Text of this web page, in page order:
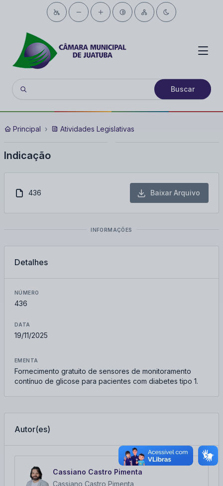
Buscar
Principal Atividades Legislativas
Indicação
436 Baixar Arquivo
INFORMAÇÕES
Detalhes
NÚMERO
436
DATA
19/11/2025
EMENTA
Fornecimento gratuito de sensores de monitoramento
contínuo de glicose para pacientes com diabetes tipo 1.
Autor(es)
Cassiano Castro Pimenta
Cassiano Castro Pimenta